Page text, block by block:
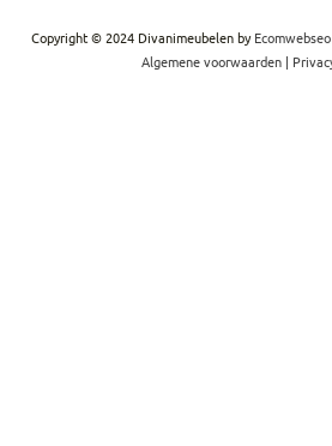
Copyright © 2024 Divanimeubelen byEcomwebseo
Algemene voorwaarden |